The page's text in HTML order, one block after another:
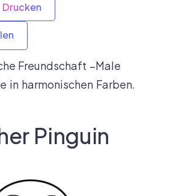
Drucken
Freundschaft –Male
in harmonischen Farben.
Pinguin